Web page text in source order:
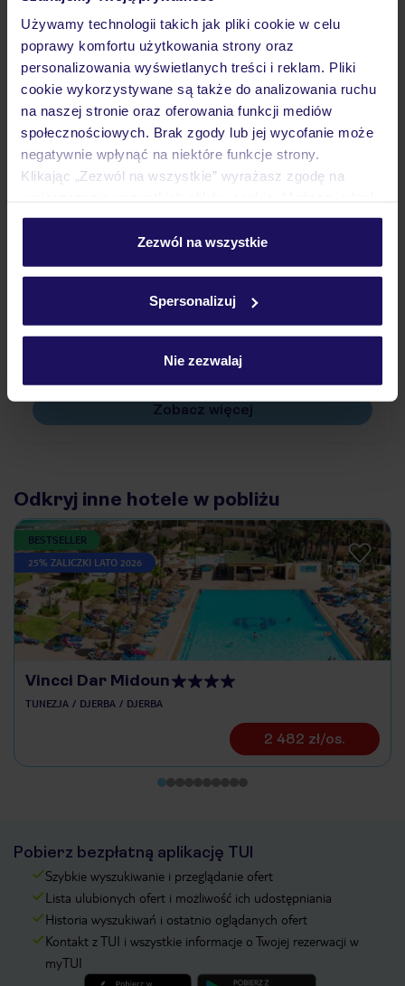
Używamy technologii takich jak pliki cookie w celu
poprawy komfortu użytkowania strony oraz
personalizowania wyświetlanych treści i reklam. Pliki
cookie wykorzystywane są także do analizowania ruchu
na naszej stronie oraz oferowania funkcji mediów
społecznościowych. Brak zgody lub jej wycofanie może
negatywnie wpłynąć na niektóre funkcje strony.
Klikając „Zezwól na wszystkie” wyrażasz zgodę na
personalizować swój wybór wchodząc w zakładkę
Szczegółowe informacje o plikach cookie znajdziesz
Zezwól na wszystkie
Spersonalizuj
Nie zezwalaj
Pokoje
Wyżywienie
Atrakcje
Czy w Hotelu będzie przedstawiciel TUI?
Na jakiej podstawie i gdzie otrzymam karty
Zobacz więcej
Odkryj inne hotele w pobliżu
BESTSELLER
25% ZALICZKI LATO 2026
Vincci Dar Midoun
TUNEZJA DJERBA DJERBA
2 482 zł/os.
Pobierz bezpłatną aplikację TUI
Szybkie wyszukiwanie i przeglądanie ofert
Lista ulubionych ofert i możliwość ich udostępniania
Historia wyszukiwań i ostatnio oglądanych ofert
Kontakt z TUI i wszystkie informacje o Twojej rezerwacji w
myTUI